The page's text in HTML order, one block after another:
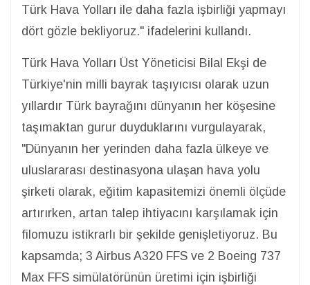
Türk Hava Yolları ile daha fazla işbirliği yapmayı
dört gözle bekliyoruz." ifadelerini kullandı.
Türk Hava Yolları Üst Yöneticisi Bilal Ekşi de
Türkiye'nin milli bayrak taşıyıcısı olarak uzun
yıllardır Türk bayrağını dünyanın her köşesine
taşımaktan gurur duyduklarını vurgulayarak,
"Dünyanın her yerinden daha fazla ülkeye ve
uluslararası destinasyona ulaşan hava yolu
şirketi olarak, eğitim kapasitemizi önemli ölçüde
artırırken, artan talep ihtiyacını karşılamak için
filomuzu istikrarlı bir şekilde genişletiyoruz. Bu
kapsamda; 3 Airbus A320 FFS ve 2 Boeing 737
Max FFS simülatörünün üretimi için işbirliği